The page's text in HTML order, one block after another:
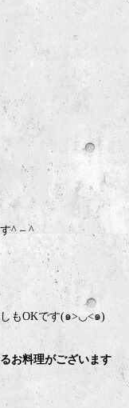
^ – ^
もOKです(๑>◡<๑)
お料理がございます